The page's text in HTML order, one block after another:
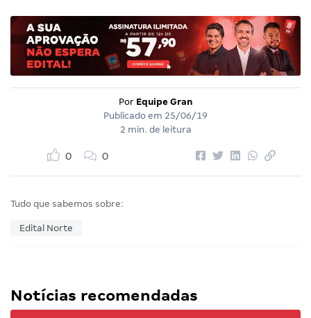
Por Equipe Gran
Publicado em 25/06/19
2 min. de leitura
0 0
Tudo que sabemos sobre:
Edital Norte
Notícias recomendadas